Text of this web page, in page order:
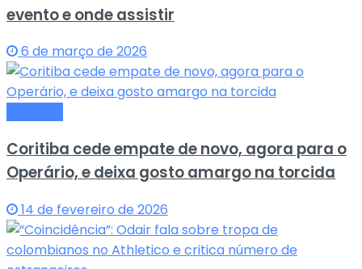
evento e onde assistir
6 de março de 2026
Coritiba cede empate de novo, agora para o
Operário, e deixa gosto amargo na torcida
14 de fevereiro de 2026